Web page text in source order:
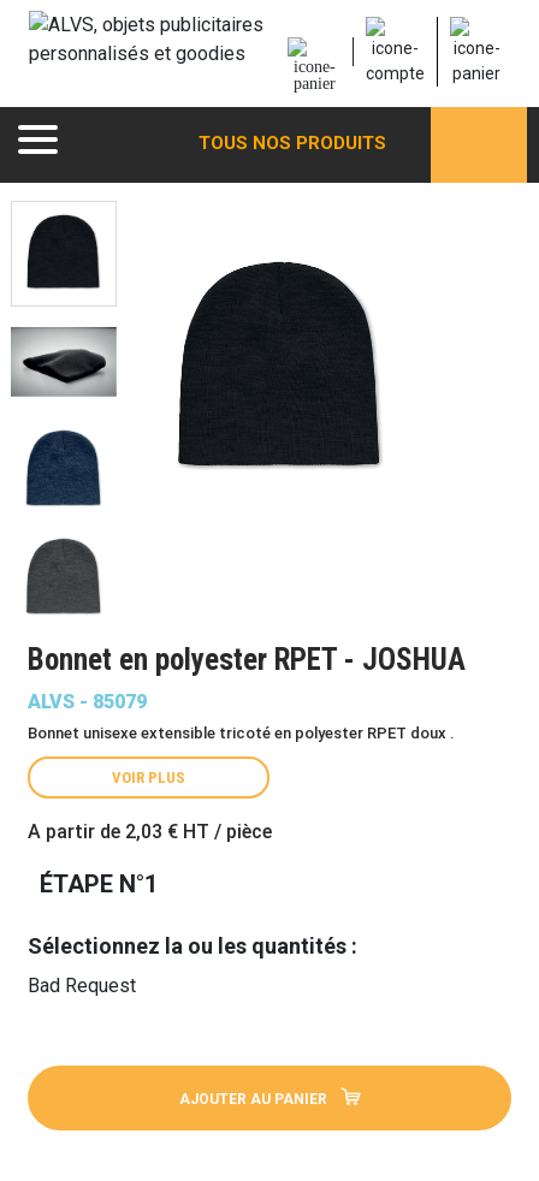
TOUS NOS PRODUITS
Bonnet en polyester RPET - JOSHUA
ALVS - 85079
Bonnet unisexe extensible tricoté en polyester RPET doux .
VOIR PLUS
A partir de 2,03 € HT / pièce
ÉTAPE N°1
Sélectionnez la ou les quantités :
Bad Request
AJOUTER AU PANIER